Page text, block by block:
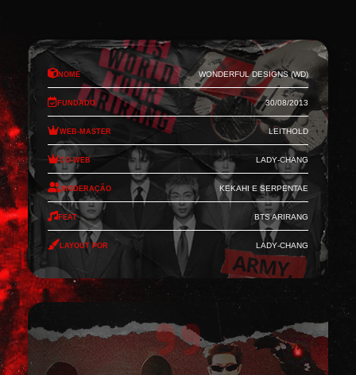
Nome Wonderful Designs (WD)
Fundado 30/08/2013
Web-Master Leithold
Co-Web Lady-Chang
Moderação Kekahi e Serpentae
Feat BTS Arirang
Layout por Lady-Chang